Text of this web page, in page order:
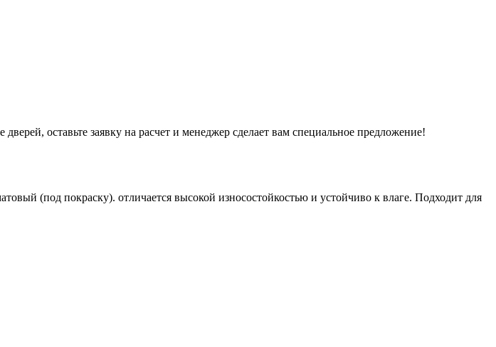
дверей, оставьте заявку на расчет и менеджер сделает вам специальное предложение!
(под покраску). отличается высокой износостойкостью и устойчиво к влаге. Подходит для